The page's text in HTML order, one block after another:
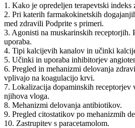
1. Kako je opredeljen terapevtski
2. Pri katerih farmakokinetskih
med zdravili Podprite s primeri.
3. Agonisti na muskarinskih receptorjih.
uporaba.
4. Tipi kalcijevih kanalov in učinki
5. Učinki in uporaba inhibitorjev
6. Pregled in mehanizmi delovanja
vplivajo na koagulacijo krvi.
7. Lokalizacija dopaminskih receptorjev
njihova vloga.
8. Mehanizmi delovanja antibiotikov.
9. Pregled citostatikov po mehanizmih
10. Zastrupitev s paracetamolom.